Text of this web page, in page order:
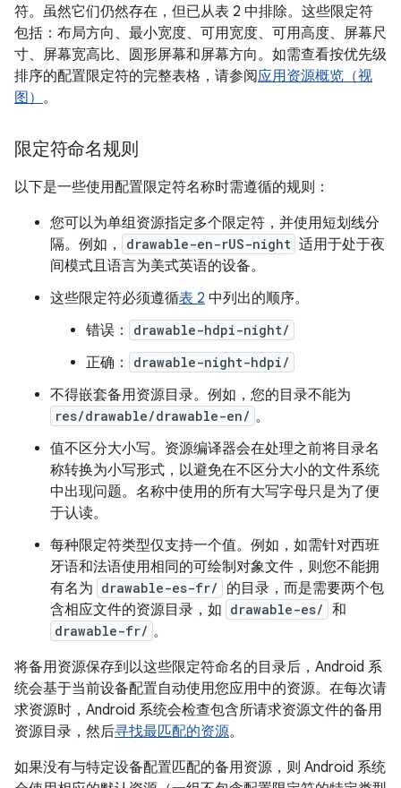
符。虽然它们仍然存在，但已从表 2 中排除。这些限定符
包括：布局方向、最小宽度、可用宽度、可用高度、屏幕尺
寸、屏幕宽高比、圆形屏幕和屏幕方向。如需查看按优先级
排序的配置限定符的完整表格，请参阅应用资源概览（视
图） 。
限定符命名规则
以下是一些使用配置限定符名称时需遵循的规则：
您可以为单组资源指定多个限定符，并使用短划线分
隔。例如，
drawable-en-rUS-night 适用于处于夜
间模式且语言为美式英语的设备。
这些限定符必须遵循表 2 中列出的顺序。
错误：
drawable-hdpi-night/
正确： drawable-night-hdpi/
不得嵌套备用资源目录。例如，您的目录不能为
res/drawable/drawable-en/ 。
值不区分大小写。资源编译器会在处理之前将目录名
称转换为小写形式，以避免在不区分大小的文件系统
中出现问题。名称中使用的所有大写字母只是为了便
于认读。
每种限定符类型仅支持一个值。例如，如需针对西班
牙语和法语使用相同的可绘制对象文件，则您不能拥
有名为 drawable-es-fr/ 的目录， 而是需要两个包
含相应文件的资源目录，如 drawable-es/ 和
drawable-fr/ 。
将备用资源保存到以这些限定符命名的目录后，Android 系
统会基于当前设备配置自动使用您应用中的资源。在每次请
求资源时，Android 系统会检查包含所请求资源文件的备用
资源目录，然后寻找最匹配的资源。
如果没有与特定设备配置匹配的备用资源，则 Android 系统